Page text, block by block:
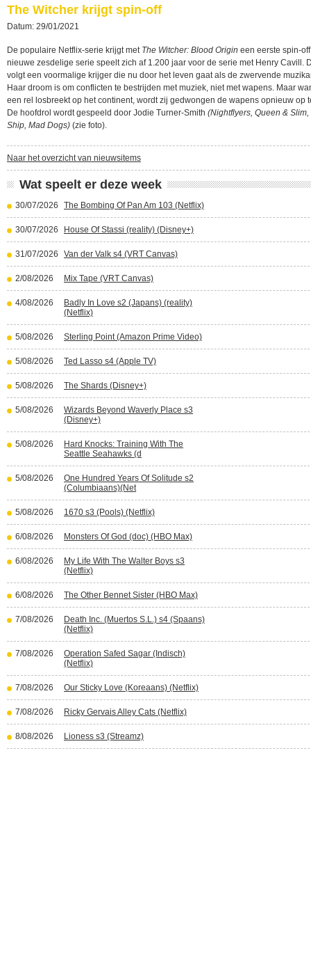
The Witcher krijgt spin-off
Datum: 29/01/2021
De populaire Netflix-serie krijgt met The Witcher: Blood Origin een eerste spin-
nieuwe zesdelige serie speelt zich af 1.200 jaar voor de serie met Henry Cavill.
volgt een voormalige krijger die nu door het leven gaat als de zwervende
Haar droom is om conflicten te bestrijden met muziek, niet met wapens. Maar
een rel losbreekt op het continent, wordt zij gedwongen de wapens opnieuw op
De hoofdrol wordt gespeeld door Jodie Turner-Smith (Nightflyers, Queen & Slim,
Ship, Mad Dogs) (zie foto).
Naar het overzicht van nieuwsitems
Wat speelt er deze week
30/07/2026 The Bombing Of Pan Am 103 (Netflix)
30/07/2026 House Of Stassi (reality) (Disney+)
31/07/2026 Van der Valk s4 (VRT Canvas)
2/08/2026 Mix Tape (VRT Canvas)
4/08/2026
Badly In Love s2 (Japans) (reality)
(Netflix)
5/08/2026 Sterling Point (Amazon Prime Video)
5/08/2026 Ted Lasso s4 (Apple TV)
5/08/2026 The Shards (Disney+)
5/08/2026
Wizards Beyond Waverly Place s3
(Disney+)
5/08/2026
Hard Knocks: Training With The
Seattle Seahawks (d
5/08/2026
One Hundred Years Of Solitude s2
(Columbiaans)(Net
5/08/2026 1670 s3 (Pools) (Netflix)
6/08/2026 Monsters Of God (doc) (HBO Max)
6/08/2026
My Life With The Walter Boys s3
(Netflix)
6/08/2026 The Other Bennet Sister (HBO Max)
7/08/2026
Death Inc. (Muertos S.L.) s4 (Spaans)
(Netflix)
7/08/2026
Operation Safed Sagar (Indisch)
(Netflix)
7/08/2026 Our Sticky Love (Koreaans) (Netflix)
7/08/2026 Ricky Gervais Alley Cats (Netflix)
8/08/2026 Lioness s3 (Streamz)